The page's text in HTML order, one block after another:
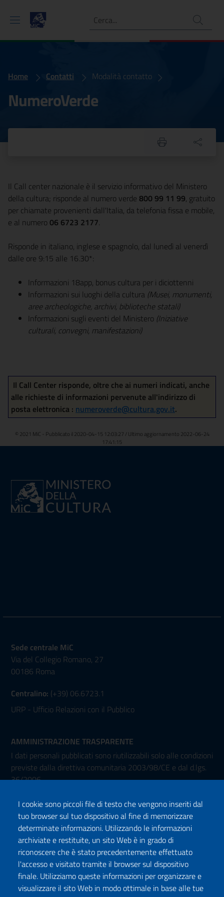
Ricerca
Home Contatti Modalità contatto
Numero Verde
NumeroVerde
Il Call center nazionale è il servizio informativo del Ministero
della cultura; risponde al numero verde 800 99 11 99, gratuito
per chiamate provenienti dall'Italia, da telefonia fissa e mobile,
e al numero 06 6723 2177.
Risponde in italiano, inglese e spagnolo, dal lunedì al venerdì
dalle ore 9:15 alle 16.30*:
Informazioni 18app, bonus cultura per i diciottenni
Informazioni sui luoghi della cultura (Musei, monumenti,
aree archeologiche, archivi, biblioteche statali)
Informazioni sugli eventi del Ministero (Iniziative
culturali, convegni, manifestazioni)
Il Call Center risponde, oltre che ai numeri indicati, anche
alle richieste di informazioni pervenute all'indirizzo di
posta elettronica : numeroverde@cultura.gov.it.
© 2021 MiC - Pubblicato il 2020-04-15 12:03:27 / Ultimo aggiornamento 2022-06-24
17:41:15
Sede centrale MiC
Via del Collegio Romano, 27
00186 Roma
Centralino: (+39) 06.6723.1
URP - Ufficio Relazioni con il Pubblico
AMMINISTRAZIONE TRASPARENTE
I dati personali pubblicati sono riutilizzabili solo alle condizioni
previste dalla direttiva comunitaria 2003/98/CE e dal d.lgs.
36/2006
Seguici su:
FacebookTwitter InstagramYoutubeTikTok Podcast
I cookie sono piccoli file di testo che vengono inseriti dal
tuo browser sul tuo dispositivo al fine di memorizzare
determinate informazioni. Utilizzando le informazioni
archiviate e restituite, un sito Web è in grado di
riconoscere che è stato precedentemente effettuato
l'accesso e visitato tramite il browser sul dispositivo
finale. Utilizziamo queste informazioni per organizzare e
visualizzare il sito Web in modo ottimale in base alle tue